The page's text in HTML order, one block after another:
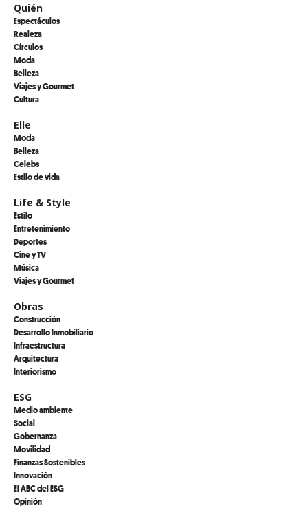
Quién
Espectáculos
Realeza
Círculos
Moda
Belleza
Viajes y Gourmet
Cultura
Elle
Moda
Belleza
Celebs
Estilo de vida
Life & Style
Estilo
Entretenimiento
Deportes
Cine y TV
Música
Viajes y Gourmet
Obras
Construcción
Desarrollo Inmobiliario
Infraestructura
Arquitectura
Interiorismo
ESG
Medio ambiente
Social
Gobernanza
Movilidad
Finanzas Sostenibles
Innovación
El ABC del ESG
Opinión